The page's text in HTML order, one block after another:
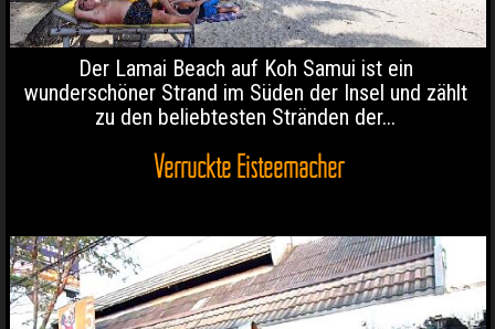
Der Lamai Beach auf Koh Samui ist ein
wunderschöner Strand im Süden der Insel und zählt
zu den beliebtesten Stränden der...
Verrückte Eisteemacher